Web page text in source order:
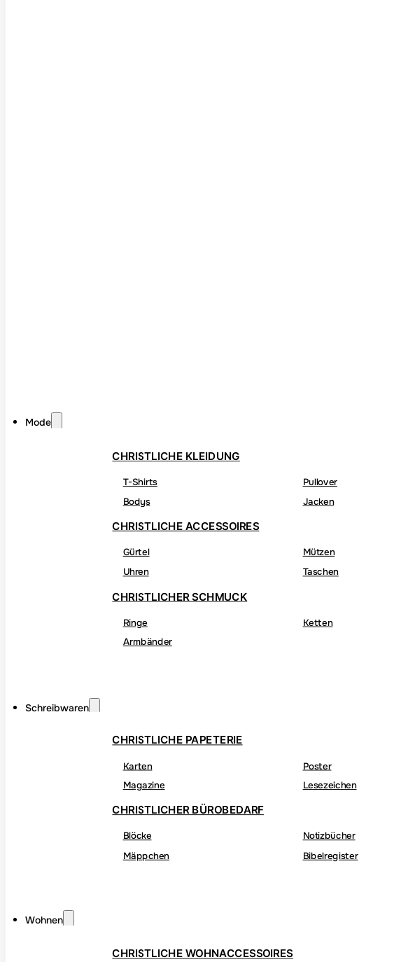
Mode
CHRISTLICHE KLEIDUNG
T-Shirts Pullover
Bodys
Jacken
CHRISTLICHE ACCESSOIRES
Gürtel Mützen
Uhren
Taschen
CHRISTLICHER SCHMUCK
Ringe Ketten
Armbänder
Schreibwaren
CHRISTLICHE PAPETERIE
Karten Poster
Magazine
Lesezeichen
CHRISTLICHER BÜROBEDARF
Blöcke Notizbücher
Mäppchen
Bibelregister
Wohnen
CHRISTLICHE WOHNACCESSOIRES